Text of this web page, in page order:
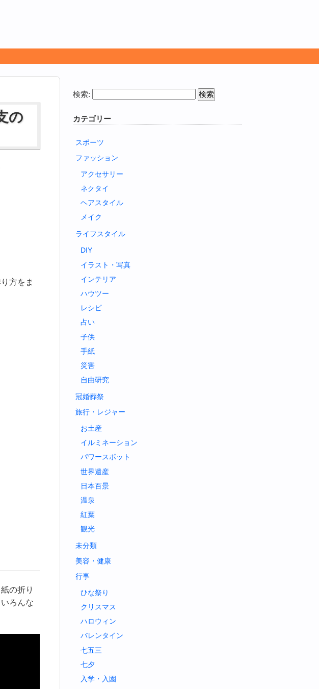
の
方をま
の折り
ろんな
検索:
カテゴリー
スポーツ
ファッション
アクセサリー
ネクタイ
ヘアスタイル
メイク
ライフスタイル
DIY
イラスト・写真
インテリア
ハウツー
レシピ
占い
子供
手紙
災害
自由研究
冠婚葬祭
旅行・レジャー
お土産
イルミネーション
パワースポット
世界遺産
日本百景
温泉
紅葉
観光
未分類
美容・健康
行事
ひな祭り
クリスマス
ハロウィン
バレンタイン
七五三
七夕
入学・入園